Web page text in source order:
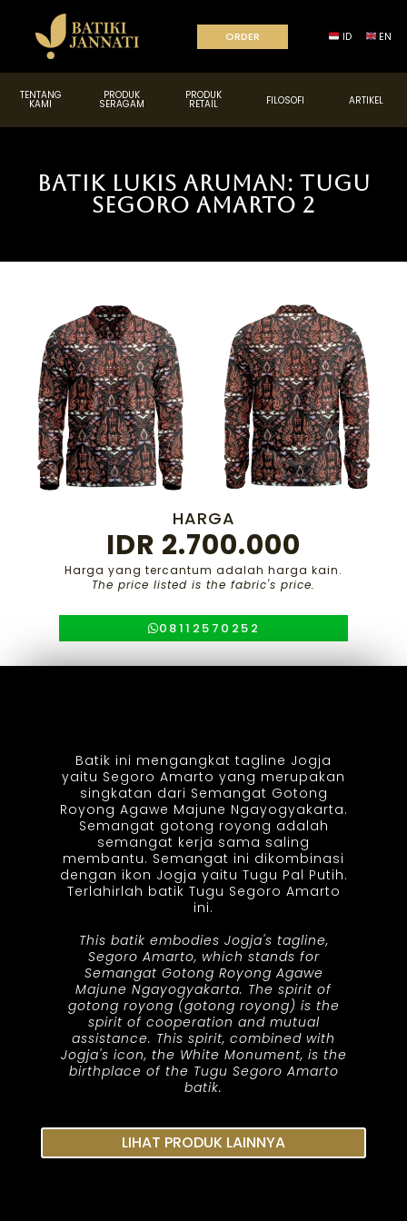
ORDER ID EN
TENTANG
KAMI
PRODUK
SERAGAM
PRODUK
RETAIL FILOSOFI ARTIKEL
BATIK LUKIS ARUMAN: TUGU
SEGORO AMARTO 2
HARGA
IDR 2.700.000
Harga yang tercantum adalah harga kain.
The price listed is the fabric's price.
08112570252
Batik ini mengangkat tagline Jogja
yaitu Segoro Amarto yang merupakan
singkatan dari Semangat Gotong
Royong Agawe Majune Ngayogyakarta.
Semangat gotong royong adalah
semangat kerja sama saling
membantu. Semangat ini dikombinasi
dengan ikon Jogja yaitu Tugu Pal Putih.
Terlahirlah batik Tugu Segoro Amarto
ini.
This batik embodies Jogja's tagline,
Segoro Amarto, which stands for
Semangat Gotong Royong Agawe
Majune Ngayogyakarta. The spirit of
gotong royong (gotong royong) is the
spirit of cooperation and mutual
assistance. This spirit, combined with
Jogja's icon, the White Monument, is the
birthplace of the Tugu Segoro Amarto
batik.
LIHAT PRODUK LAINNYA